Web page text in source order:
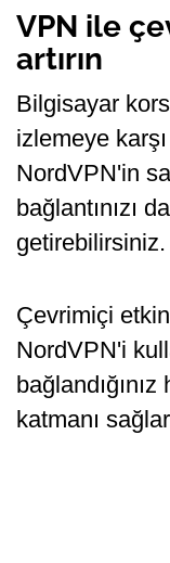
VPN ile
artırın
Bilgisayar
izlemeye
NordVPN'in
bağlantınızı
getirebilirsiniz.
Çevrimiçi
NordVPN'i
katmanı